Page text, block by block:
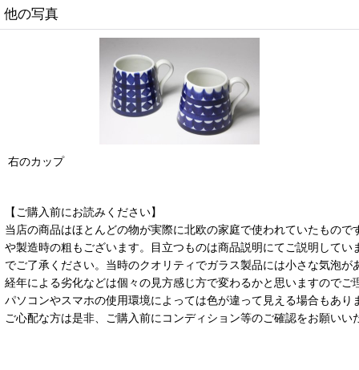
他の写真
右のカップ
【ご購入前にお読みください】
当店の商品はほとんどの物が実際に北欧の家庭で使われていたもの
や製造時の粗もございます。目立つものは商品説明にてご説明して
でご了承ください。当時のクオリティでガラス製品には小さな気泡が
経年による劣化などは個々の見方感じ方で変わるかと思いますのでご
パソコンやスマホの使用環境によっては色が違って見える場合もあ
ご心配な方は是非、ご購入前にコンディション等のご確認をお願い